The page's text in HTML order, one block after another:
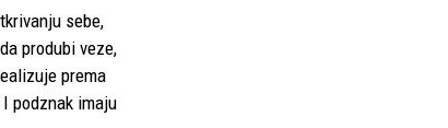
sebe,
produbi veze,
prema
podznak imaju